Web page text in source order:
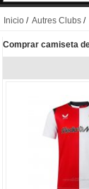
Inicio / Autres Clubs /
Comprar camiseta